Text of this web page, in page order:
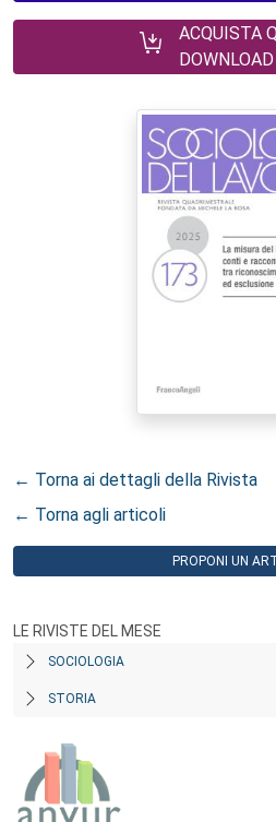
ACQUISTA
← Torna ai dettagli della Rivista
← Torna agli articoli
PROPONI UN
LE RIVISTE DEL MESE
SOCIOLOGIA
STORIA